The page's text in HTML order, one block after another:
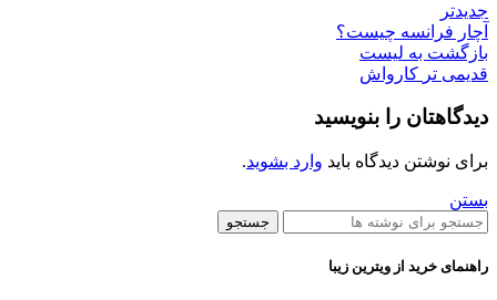
جدیدتر
آچار فرانسه چیست؟
بازگشت به لیست
قدیمی تر کارواش
دیدگاهتان را بنویسید
برای نوشتن دیدگاه باید وارد بشوید.
بستن
جستجو
راهنمای خرید از ویترین زیبا